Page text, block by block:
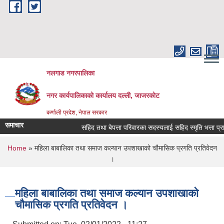
Skip to main content
नलगाड नगरपालिका
नगर कार्यपालिकाको कार्यालय दल्ली, जाजरकाेट
कर्णाली प्रदेश, नेपाल सरकार
समाचार सहिद तथा बेपत्ता परिवारका सदस्यलाई सहिद स्मृति भत्ता
You are here
Home» महिला बाबालिका तथा समाज कल्यान उपशाखाको चौमासिक प्रगति प्रतिवेदन
।
महिला बाबालिका तथा समाज कल्यान उपशाखाको
चौमासिक प्रगति प्रतिवेदन ।